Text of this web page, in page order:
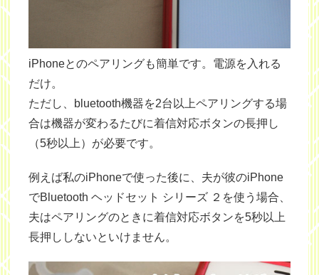
iPhoneとのペアリングも簡単です。電源を入れる
だけ。
ただし、bluetooth機器を2台以上ペアリングする場
合は機器が変わるたびに着信対応ボタンの長押し
（5秒以上） が必要です。
例えば私のiPhoneで使った後に、夫が彼のiPhone
でBluetooth ヘッドセット シリーズ ２を使う場合、
夫はペアリングのときに着信対応ボタンを5秒以上
長押ししないといけません。